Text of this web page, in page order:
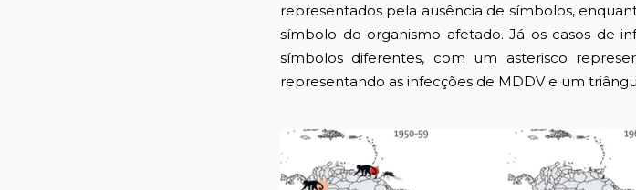
representados pela ausência de símbolos,
símbolo do organismo afetado. Já os casos de
símbolos diferentes, com um asterisco
representando as infecções de MDDV e um